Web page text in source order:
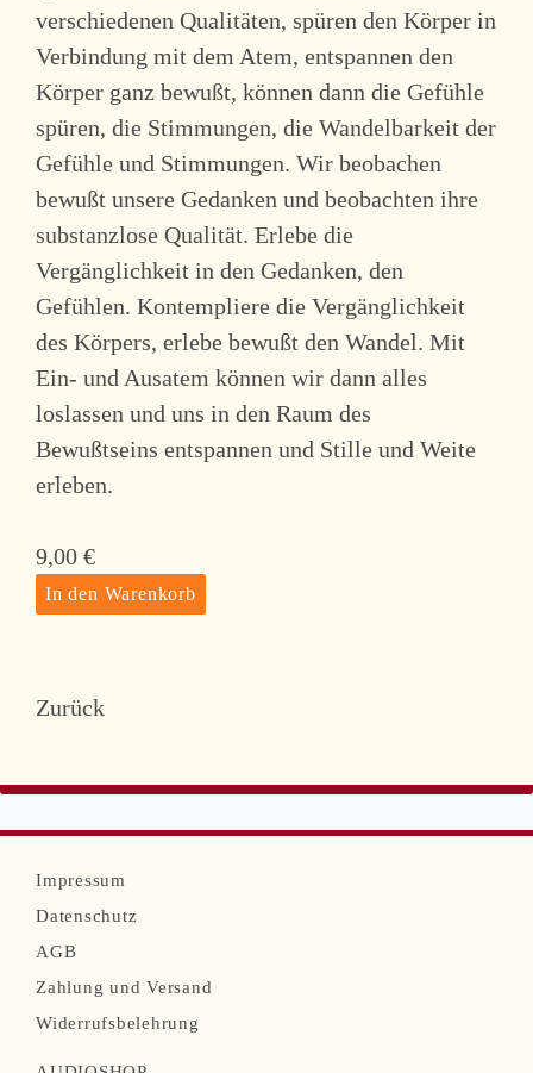
verschiedenen Qualitäten, spüren den Körper in
Verbindung mit dem Atem, entspannen den
Körper ganz bewußt, können dann die Gefühle
spüren, die Stimmungen, die Wandelbarkeit der
Gefühle und Stimmungen. Wir beobachen
bewußt unsere Gedanken und beobachten ihre
substanzlose Qualität. Erlebe die
Vergänglichkeit in den Gedanken, den
Gefühlen. Kontempliere die Vergänglichkeit
des Körpers, erlebe bewußt den Wandel. Mit
Ein- und Ausatem können wir dann alles
loslassen und uns in den Raum des
Bewußtseins entspannen und Stille und Weite
erleben.
9,00 €
Zurück
N
a
v
i
g
Impressum
Datenschutz
AGB
Zahlung und Versand
Widerrufsbelehrung